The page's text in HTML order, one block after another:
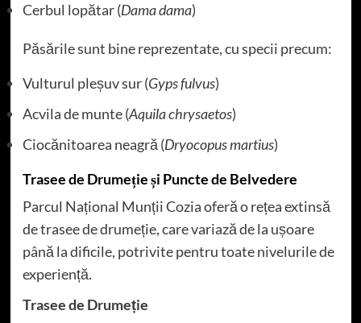
Cerbul lopătar (Dama dama)
Păsările sunt bine reprezentate, cu specii precum:
Vulturul pleșuv sur (Gyps fulvus)
Acvila de munte (Aquila chrysaetos)
Ciocănitoarea neagră (Dryocopus martius)
Trasee de Drumeție și Puncte de Belvedere
Parcul Național Munții Cozia oferă o rețea extinsă
de trasee de drumeție, care variază de la ușoare
până la dificile, potrivite pentru toate nivelurile de
experiență.
Trasee de Drumeție